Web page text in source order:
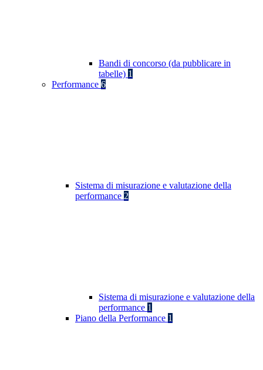
Bandi di concorso (da pubblicare in
tabelle) 1
Performance 6
Sistema di misurazione e valutazione della
performance 2
Sistema di misurazione e valutazione della
performance 1
Piano della Performance 1